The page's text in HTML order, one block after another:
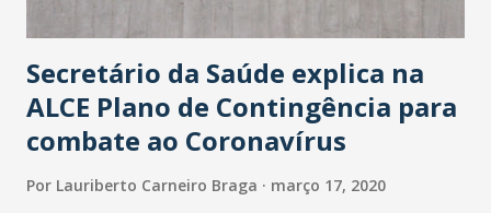
Secretário da Saúde explica na
ALCE Plano de Contingência para
combate ao Coronavírus
Por Lauriberto Carneiro Braga março 17, 2020